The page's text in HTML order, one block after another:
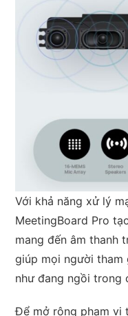
Với khả năng xử lý
MeetingBoard Pro
mang đến âm thanh
giúp mọi người
như đang ngồi trong
Để mở rộng phạm vi